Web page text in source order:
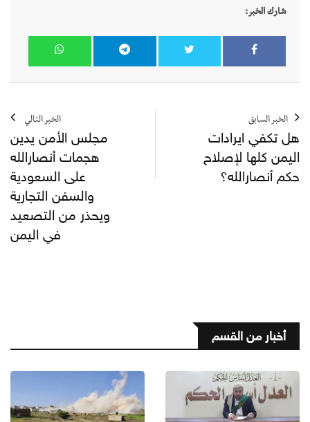
شارك الخبر:
الخبر السابق
هل تكفي ايرادات
اليمن كلها لإصلاح
حكم أنصارالله؟
الخبر التالي
مجلس الأمن يدين
هجمات أنصارالله
على السعودية
والسفن التجارية
ويحذر من التصعيد
في اليمن
أخبار من القسم